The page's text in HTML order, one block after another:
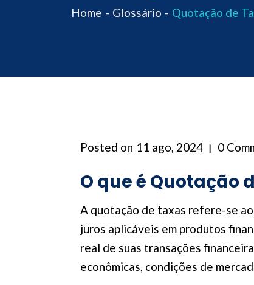
Home Glossário Quotação de
Posted on 11 ago, 2024 0
O que é Quotação
A quotação de taxas refere-se
juros aplicáveis em produtos
real de suas transações
econômicas, condições de